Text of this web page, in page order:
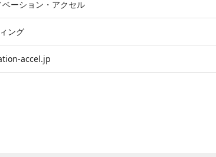
ーション・アクセル​
ング
accel.jp